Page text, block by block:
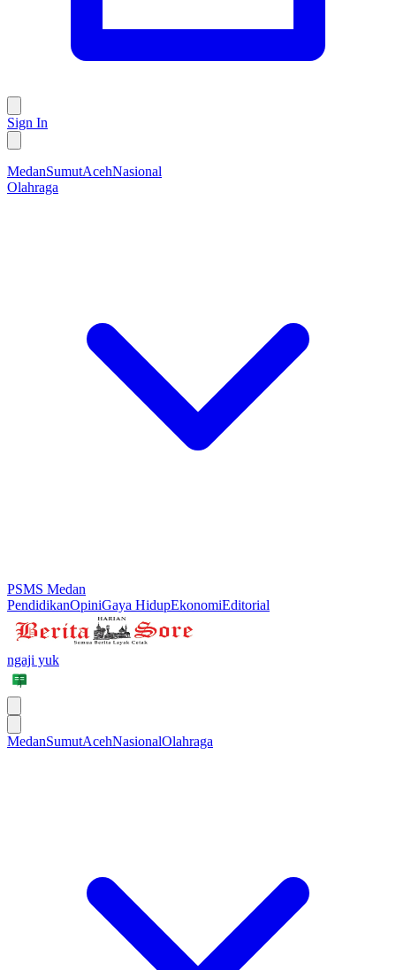
Sign In
MedanSumutAcehNasional
Olahraga
PSMS Medan
PendidikanOpiniGaya HidupEkonomiEditorial
ngaji yuk
MedanSumutAcehNasionalOlahraga